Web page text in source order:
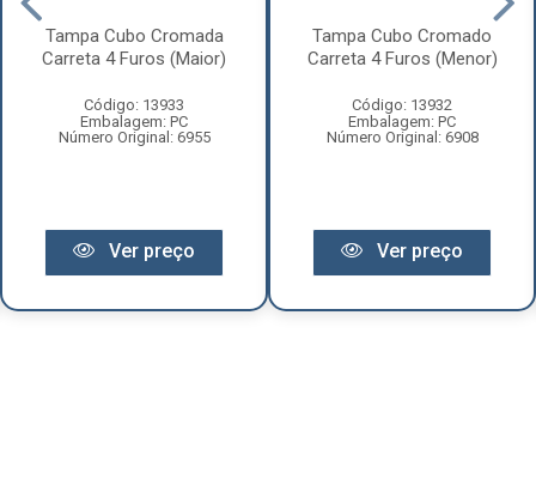
Tampa Cubo Cromada
Carreta 4 Furos (Maior)
Código: 13933
Embalagem: PC
Número Original: 6955
Ver preço
Tampa Cubo Cromado
Carreta 4 Furos (Menor)
Código: 13932
Embalagem: PC
Número Original: 6908
Ver preço